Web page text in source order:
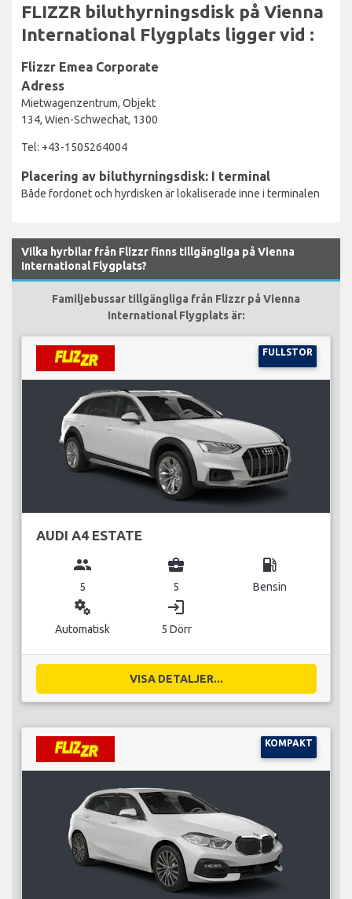
FLIZZR biluthyrningsdisk på Vienna
International Flygplats ligger vid :
Flizzr Emea Corporate
Adress
Mietwagenzentrum, Objekt
134, Wien-Schwechat, 1300
Tel: +43-1505264004
Placering av biluthyrningsdisk: I terminal
Både fordonet och hyrdisken är lokaliserade inne i terminalen
Vilka hyrbilar från Flizzr finns tillgängliga på Vienna
International Flygplats?
Familjebussar tillgängliga från Flizzr på Vienna
International Flygplats är:
FULLSTOR
AUDI A4 ESTATE
group
5
business_center
5
local_gas_station
Bensin
miscellaneous_services
Automatisk
login
5 Dörr
VISA DETALJER...
KOMPAKT